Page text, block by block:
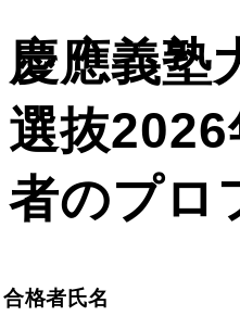
慶應義塾
選抜
者のプロ
合格者氏名